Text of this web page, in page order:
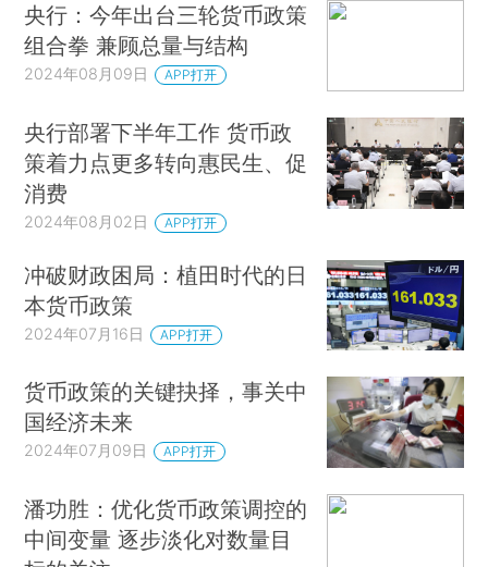
央行：今年出台三轮货币政策
组合拳 兼顾总量与结构
2024年08月09日 APP打开
央行部署下半年工作 货币政
策着力点更多转向惠民生、促
消费
2024年08月02日 APP打开
冲破财政困局：植田时代的日
本货币政策
2024年07月16日 APP打开
货币政策的关键抉择，事关中
国经济未来
2024年07月09日 APP打开
潘功胜：优化货币政策调控的
中间变量 逐步淡化对数量目